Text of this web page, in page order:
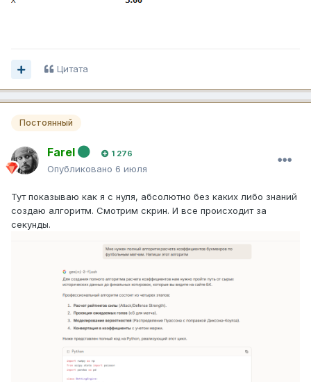
сервисам, это факт. В общем кто хочет тот сделает.
Цитата
Постоянный
Farel 1 276
Опубликовано 6 июля
Тут показываю как я с нуля, абсолютно без каких либо знаний
создаю алгоритм. Смотрим скрин. И все происходит за
секунды.